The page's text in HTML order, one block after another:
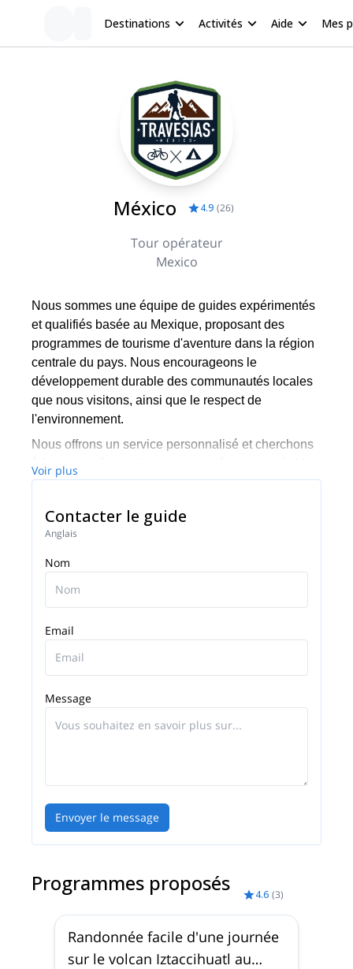
Destinations Activités Aide Mes
México 4.9 (26)
Tour opérateur
Mexico
Nous sommes une équipe de guides expérimentés
et qualifiés basée au Mexique, proposant des
programmes de tourisme d'aventure dans la région
centrale du pays. Nous encourageons le
développement durable des communautés locales
que nous visitons, ainsi que le respect de
l'environnement.
Nous offrons un service personnalisé et cherchons
à faire vivre à nos clients une expérience agréable,
sûre et harmonieuse. Contactez nous et nous vous
Voir plus
Contacter le guide
Anglais
Nom
Email
Message
Envoyer le message
Programmes proposés 4.6 (3)
Randonnée facile d'une journée
sur le volcan Iztaccihuatl au